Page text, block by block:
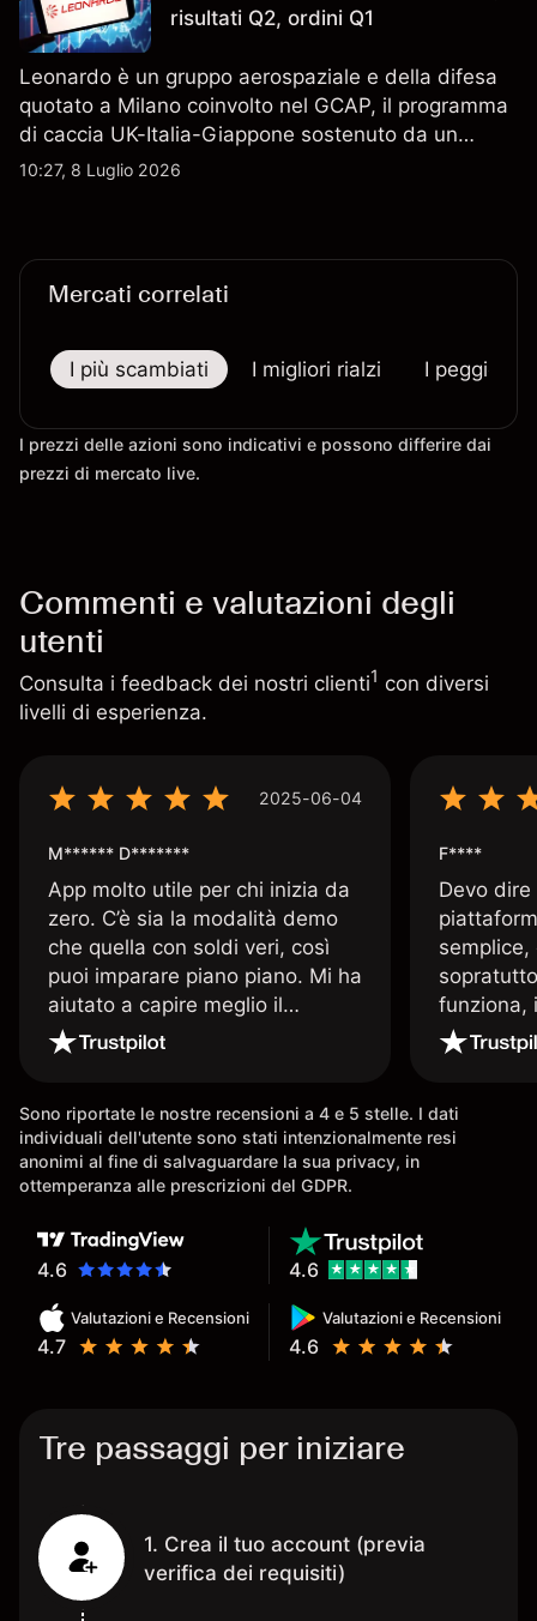
risultati Q2, ordini Q1
Leonardo è un gruppo aerospaziale e della difesa
quotato a Milano coinvolto nel GCAP, il programma
di caccia UK-Italia-Giappone sostenuto da un
contratto da 4,6 miliardi di sterline. I risultati
10:27, 8 Luglio 2026
Mercati correlati
I più scambiati I migliori rialzi I peggiori
I prezzi delle azioni sono indicativi e possono differire dai
prezzi di mercato live.
Commenti e valutazioni degli
utenti
Consulta i feedback dei nostri clienti1 con diversi
livelli di esperienza.
2025-06-04
M****** D*******
App molto utile per chi inizia da
zero. C’è sia la modalità demo
che quella con soldi veri, così
puoi imparare piano piano. Mi ha
aiutato a capire meglio il
trading. La consiglio a chi parte
senza esperienza.
F****
Devo
funziona,
Davide e'
spiega
Sono riportate le nostre recensioni a 4 e 5 stelle. I dati
individuali dell'utente sono stati intenzionalmente resi
anonimi al fine di salvaguardare la sua privacy, in
ottemperanza alle prescrizioni del GDPR.
4.6
Valutazioni e Recensioni
4.7
Valutazioni e Recensioni
4.6
4.6
Tre passaggi per iniziare
1. Crea il tuo account (previa
verifica dei requisiti)